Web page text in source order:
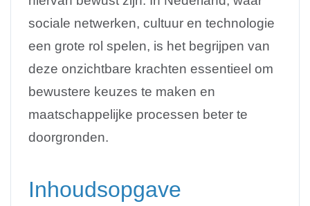
sociale netwerken, cultuur en technologie
een grote rol spelen, is het begrijpen van
deze onzichtbare krachten essentieel om
bewustere keuzes te maken en
maatschappelijke processen beter te
doorgronden.
Inhoudsopgave